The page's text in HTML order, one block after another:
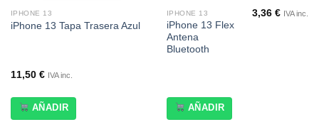
IPHONE 13
iPhone 13 Tapa Trasera Azul
11,50 € IVA inc.
AÑADIR
IPHONE 13
iPhone 13 Flex
Antena
Bluetooth
3,36€ IVA inc.
AÑADIR